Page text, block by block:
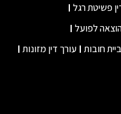
פשיטת רגל
לפועל
חובות עורך דין מזונות